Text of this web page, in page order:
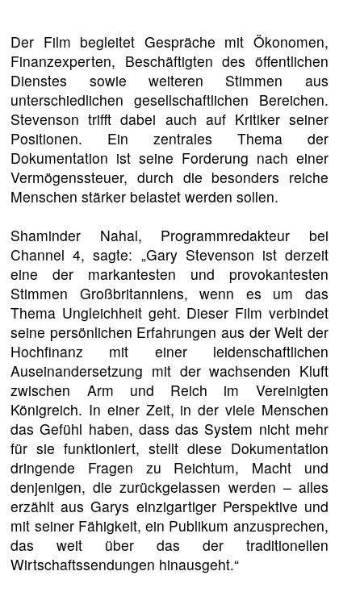
Der Film begleitet Gespräche mit Ökonomen,
Finanzexperten, Beschäftigten des öffentlichen
Dienstes sowie weiteren Stimmen aus
unterschiedlichen gesellschaftlichen Bereichen.
Stevenson trifft dabei auch auf Kritiker seiner
Positionen. Ein zentrales Thema der
Dokumentation ist seine Forderung nach einer
Vermögenssteuer, durch die besonders reiche
Menschen stärker belastet werden sollen.
Shaminder Nahal, Programmredakteur bei
Channel 4, sagte: „Gary Stevenson ist derzeit
eine der markantesten und provokantesten
Stimmen Großbritanniens, wenn es um das
Thema Ungleichheit geht. Dieser Film verbindet
seine persönlichen Erfahrungen aus der Welt der
Hochfinanz mit einer leidenschaftlichen
Auseinandersetzung mit der wachsenden Kluft
zwischen Arm und Reich im Vereinigten
Königreich. In einer Zeit, in der viele Menschen
das Gefühl haben, dass das System nicht mehr
für sie funktioniert, stellt diese Dokumentation
dringende Fragen zu Reichtum, Macht und
denjenigen, die zurückgelassen werden – alles
erzählt aus Garys einzigartiger Perspektive und
mit seiner Fähigkeit, ein Publikum anzusprechen,
das weit über das der traditionellen
Wirtschaftssendungen hinausgeht.“